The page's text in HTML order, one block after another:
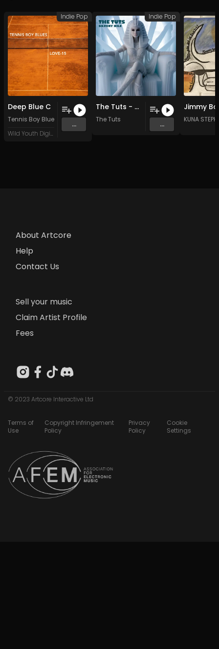
Deep Blue C
Tennis Boy Blues
Wild Youth Digital
...
Indie Pop
The Tuts - Mina - MASTER
The Tuts
...
Indie Pop
KUNA STEPH
About Artcore
Help
Contact Us
Sell your music
Claim Artist Profile
Fees
© 2023 Artcore Interactive Ltd
Terms of
Use
Copyright Infringement
Policy
Privacy
Policy
Cookie
Settings